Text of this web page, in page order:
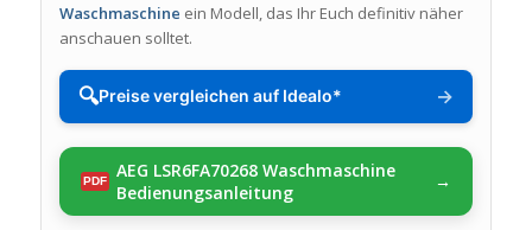
Waschmaschine ein Modell, das Ihr Euch definitiv näher
anschauen solltet.
🔍Preise vergleichen auf Idealo* →
AEG LSR6FA70268 Waschmaschine
Bedienungsanleitung